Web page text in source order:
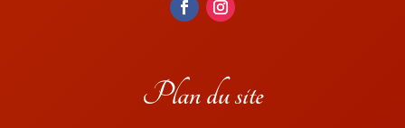
Plan du site